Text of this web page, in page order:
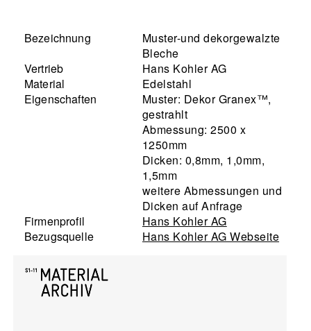
Bezeichnung
Muster-und dekorgewalzte
Bleche
Vertrieb
Hans Kohler AG
Material
Edelstahl
Eigenschaften
Muster: Dekor Granex™,
gestrahlt
Abmessung: 2500 x
1250mm
Dicken: 0,8mm, 1,0mm,
1,5mm
weitere Abmessungen und
Dicken auf Anfrage
Firmenprofil
Hans Kohler AG
Bezugsquelle
Hans Kohler AG Webseite